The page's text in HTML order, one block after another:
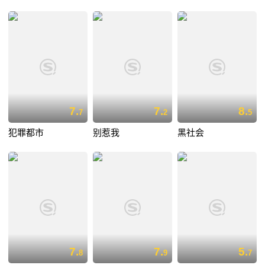
7.7
犯罪都市
7.2
别惹我
8.5
黑社会
7.8 7.9 5.7